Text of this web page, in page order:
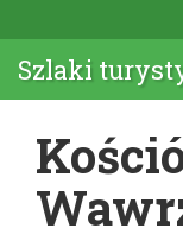
Szlaki